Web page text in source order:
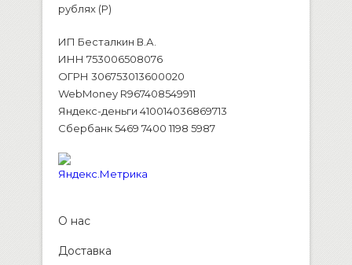
рублях (P)
ИП Бесталкин В.А.
ИНН 753006508076
ОГРН 306753013600020
WebMoney R967408549911
Яндекс-деньги 410014036869713
Сбербанк 5469 7400 1198 5987
О нас
Доставка